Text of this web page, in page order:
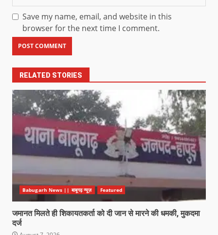
Save my name, email, and website in this
browser for the next time I comment.
RELATED STORIES
Babugarh News || बाबूगढ़ न्यूज़ Featured
जमानत मिलते ही शिकायतकर्ता को दी जान से मारने की धमकी, मुकदमा
दर्ज